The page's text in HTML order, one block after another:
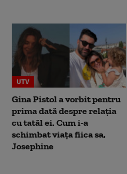
UTV
Gina Pistol a vorbit pentru
prima dată despre relația
cu tatăl ei. Cum i-a
schimbat viața fiica sa,
Josephine